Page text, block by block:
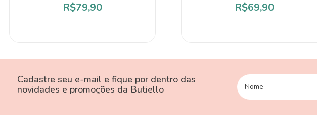
R$79,90 R$69,90
Cadastre seu e-mail e fique por dentro das
novidades e promoções da Butiello